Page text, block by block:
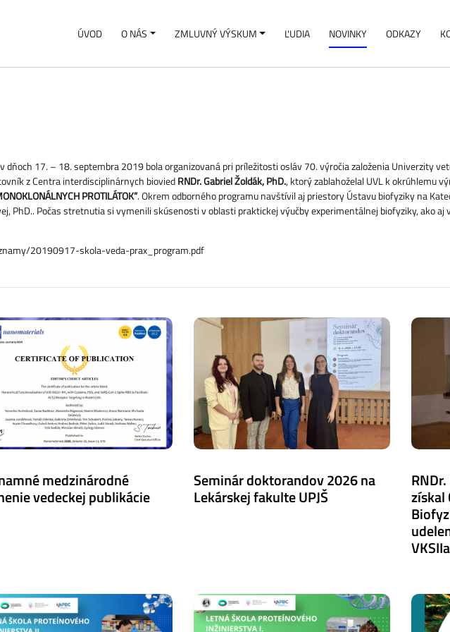
ÚVOD O NÁS ZMLUVNÝ VÝSKUM ĽUDIA NOVINKY ODKAZY
dňoch 17. – 18. septembra 2019 bola organizovaná pri príležitosti osláv 70. výročia založenia Univerzity
z Centra interdisciplinárnych bioviedRNDr. Gabriel Žoldák, PhD., ktorý zablahoželal UVL k okrúhlemu
PROTILÁTOK”. Okrem odborného programu navštívil aj priestory Ústavu biofyziky na
PhD.. Počas stretnutia si vymenili skúsenosti v oblasti praktickej výučby experimentálnej biofyziky, ako
20190917-skola-veda-prax_program.pdf
medzinárodné
vedeckej publikácie
Seminár doktorandov 2026 na
Lekárskej fakulte UPJŠ získal
VKSIIa